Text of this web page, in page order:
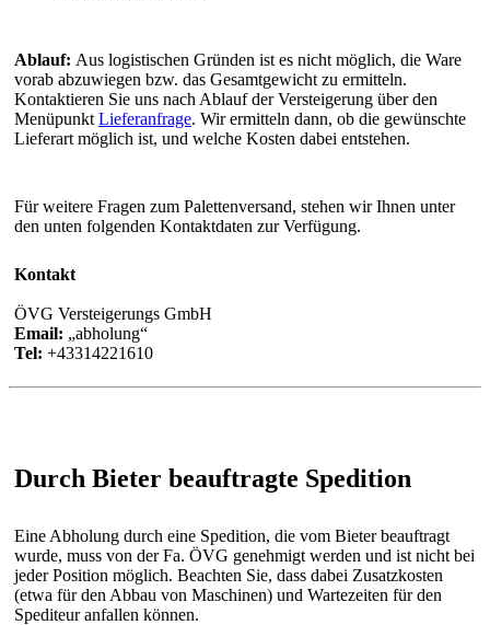
Ablauf: Aus logistischen Gründen ist es nicht möglich, die Ware
vorab abzuwiegen bzw. das Gesamtgewicht zu ermitteln.
Kontaktieren Sie uns nach Ablauf der Versteigerung über den
Menüpunkt Lieferanfrage. Wir ermitteln dann, ob die gewünschte
Lieferart möglich ist, und welche Kosten dabei entstehen.
Für weitere Fragen zum Palettenversand, stehen wir Ihnen unter
den unten folgenden Kontaktdaten zur Verfügung.
Kontakt
ÖVG Versteigerungs GmbH
Email:
abholung
Tel: +43314221610
Durch Bieter beauftragte Spedition
Eine Abholung durch eine Spedition, die vom Bieter beauftragt
wurde, muss von der Fa. ÖVG genehmigt werden und ist nicht bei
jeder Position möglich. Beachten Sie, dass dabei Zusatzkosten
(etwa für den Abbau von Maschinen) und Wartezeiten für den
Spediteur anfallen können.